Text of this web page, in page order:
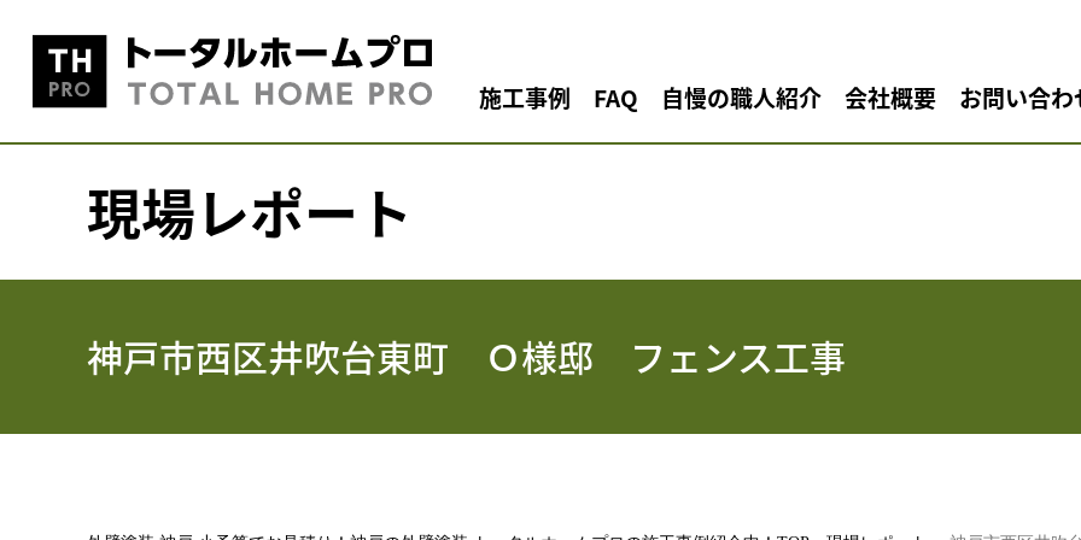
施工事例 FAQ 自慢の職人紹介 会社概要 お問い合わ
現場レポート
神戸市西区井吹台東町 Ｏ様邸 フェンス工事